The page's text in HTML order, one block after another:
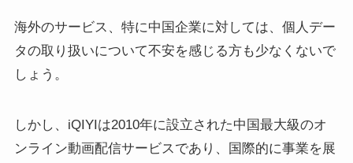
海外のサービス、特に中国企業に対しては、個人デー
タの取り扱いについて不安を感じる方も少なくないで
しょう。
しかし、iQIYIは2010年に設立された中国最大級のオ
ンライン動画配信サービスであり、国際的に事業を展